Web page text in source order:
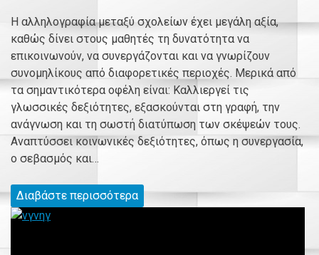
Η αλληλογραφία μεταξύ σχολείων έχει μεγάλη αξία,
καθώς δίνει στους μαθητές τη δυνατότητα να
επικοινωνούν, να συνεργάζονται και να γνωρίζουν
συνομηλίκους από διαφορετικές περιοχές. Μερικά από
τα σημαντικότερα οφέλη είναι: Καλλιεργεί τις
γλωσσικές δεξιότητες, εξασκούνται στη γραφή, την
ανάγνωση και τη σωστή διατύπωση των σκέψεών τους.
Αναπτύσσει κοινωνικές δεξιότητες, όπως η συνεργασία,
ο σεβασμός και…
Διαβάστε περισσότερα